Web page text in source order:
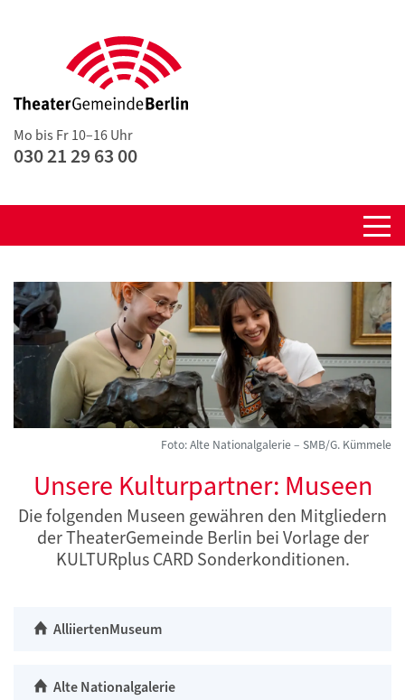
Mo bis Fr 10–16 Uhr
030 21 29 63 00
Foto: Alte Nationalgalerie – SMB/G. Kümmele
Unsere Kulturpartner: Museen
Die folgenden Museen gewähren den Mitgliedern
der TheaterGemeinde Berlin bei Vorlage der
KULTURplus CARD Sonderkonditionen.
AlliiertenMuseum
Alte Nationalgalerie